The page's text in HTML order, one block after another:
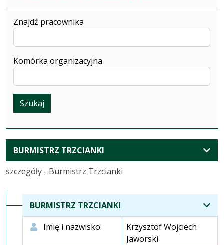
Znajdź pracownika
Komórka organizacyjna
Szukaj
BURMISTRZ TRZCIANKI
KOMÓRKI
szczegóły - Burmistrz Trzcianki
BURMISTRZ TRZCIANKI
Imię i nazwisko:
Krzysztof Wojciech
Jaworski